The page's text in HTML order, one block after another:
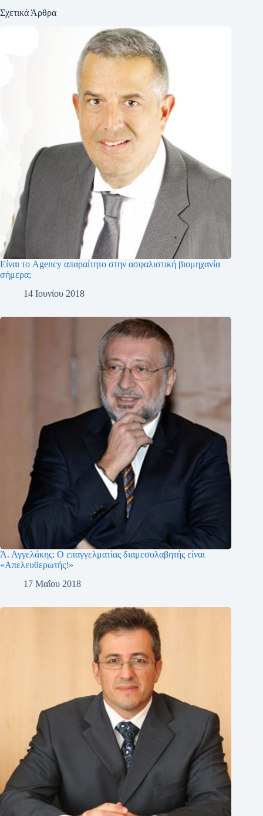
Σχετικά Άρθρα
Είναι το Agency απαραίτητο στην ασφαλιστική βιομηχανία
σήμερα;
14 Ιουνίου 2018
Ά. Αγγελάκης: Ο επαγγελματίας διαμεσολαβητής είναι
«Απελευθερωτής!»
17 Μαΐου 2018